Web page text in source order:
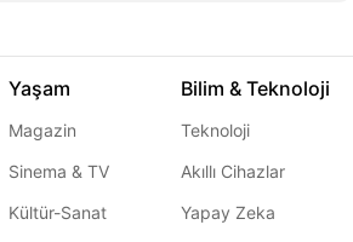
Yaşam
Magazin
Sinema & TV
Kültür-Sanat
Bilim & Teknoloji
Teknoloji
Akıllı Cihazlar
Yapay Zeka